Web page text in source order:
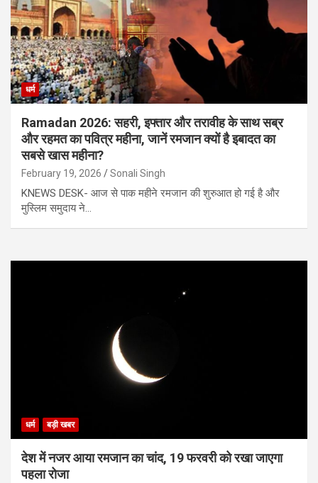
धर्म
Ramadan 2026: सहरी, इफ्तार और तरावीह के साथ सब्र
और रहमत का पवित्र महीना, जानें रमजान क्यों है इबादत का
सबसे खास महीना?
February 19, 2026 Sonali Singh
KNEWS DESK- आज से पाक महीने रमजान की शुरुआत हो गई है और
मुस्लिम समुदाय ने…
धर्म बड़ी खबर
देश में नजर आया रमजान का चांद, 19 फरवरी को रखा जाएगा
पहला रोजा